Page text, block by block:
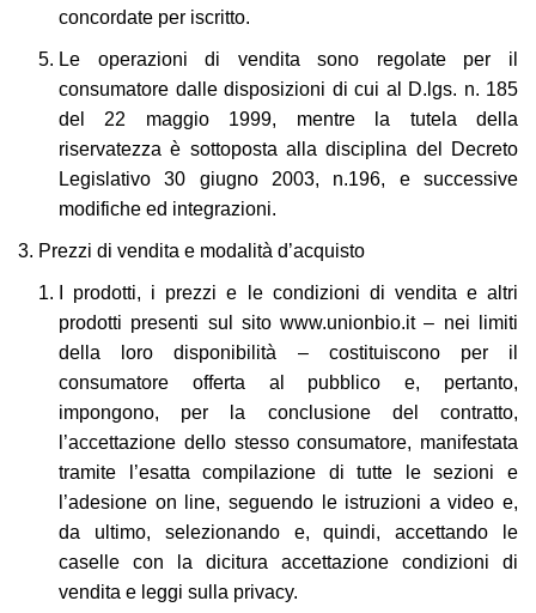
concordate per iscritto.
Le operazioni di vendita sono regolate per il
consumatore dalle disposizioni di cui al D.lgs. n. 185
del 22 maggio 1999, mentre la tutela della
riservatezza è sottoposta alla disciplina del Decreto
Legislativo 30 giugno 2003, n.196, e successive
modifiche ed integrazioni.
Prezzi di vendita e modalità d’acquisto
I prodotti, i prezzi e le condizioni di vendita e altri
prodotti presenti sul sitowww.unionbio.it– nei limiti
della loro disponibilità – costituiscono per il
consumatore offerta al pubblico e, pertanto,
impongono, per la conclusione del contratto,
l’accettazione dello stesso consumatore, manifestata
tramite l’esatta compilazione di tutte le sezioni e
l’adesione on line, seguendo le istruzioni a video e,
da ultimo, selezionando e, quindi, accettando le
caselle con la dicitura accettazione condizioni di
vendita e leggi sulla privacy.